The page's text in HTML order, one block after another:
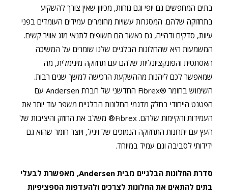
בתים המחפשים גם יופי וגם נוחות, מכיוון שאין צורך להשקיע
בתחזוקה שלהם. המסגרות עשויות מחומרים עמידים העומדים בפני
עיוות, סדקים ודהייה, גם כאשר הם חשופים לתנאי מזג אוויר קשים.
המשמעות היא שהחלונות הבלגיים שלנו שומרים על המשיכה
האסתטית והפונקציונליות שלהם עם תחזוקה מינימלית, מה
שמאפשר לכם ליהנות מההשקעת הרכישה למשך שנים רבות.
השימוש בחומר ®Fibrex החדשני של חברת Andersen עם
הפטנט הייחודי בחלק מדגמי החלונות הבלגיים משפר עוד יותר את
העמידות והקיימות שלהם. Fibrex® משלב את החוזק והיציבות של
העץ עם יתרונות התחזוקה הנמוכים של ויניל, ויוצר חומר שהוא גם
ידידותי לסביבה וגם עמיד במיוחד.
סדרת החלונות הבלגיים מבית Andersen, מאפשרת לבעלי
בתים להתאים את החלונות לצרכים ולהעדפות הספציפיות